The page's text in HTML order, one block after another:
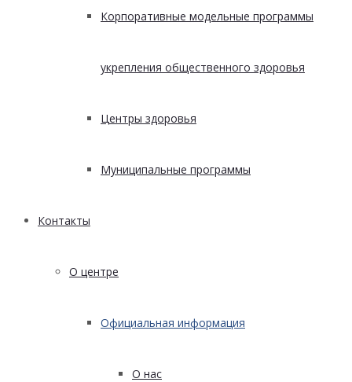
Корпоративные модельные программы
укрепления общественного здоровья
Центры здоровья
Муниципальные программы
Контакты
О центре
Официальная информация
О нас